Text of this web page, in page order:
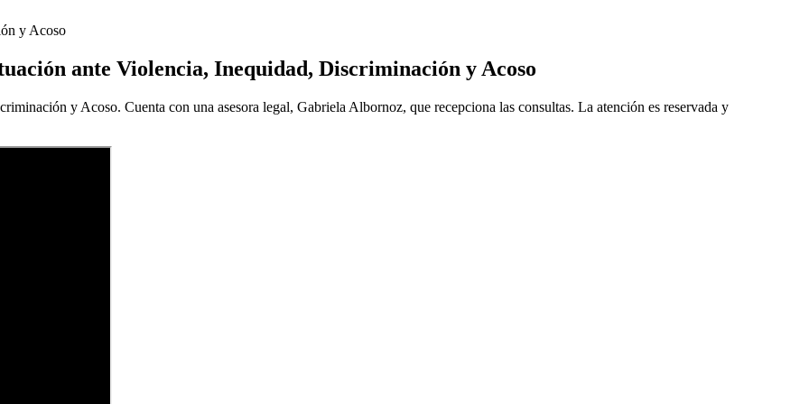
y Acoso
ante Violencia, Inequidad, Discriminación y Acoso
y Acoso. Cuenta con una asesora legal, Gabriela Albornoz, que recepciona las consultas. La atención es reservada y